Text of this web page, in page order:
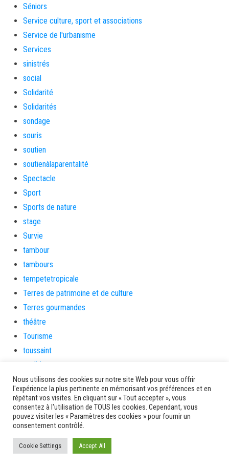
Séniors
Service culture, sport et associations
Service de l'urbanisme
Services
sinistrés
social
Solidarité
Solidarités
sondage
souris
soutien
soutienàlaparentalité
Spectacle
Sport
Sports de nature
stage
Survie
tambour
tambours
tempetetropicale
Terres de patrimoine et de culture
Terres gourmandes
théâtre
Tourisme
toussaint
tradition
Transition Energétique
Transport et routes
Travail
Travaux
Travaux THD
travaux utiles
Nous utilisons des cookies sur notre site Web pour vous offrir
l'expérience la plus pertinente en mémorisant vos préférences et en
répétant vos visites. En cliquant sur « Tout accepter », vous
consentez à l'utilisation de TOUS les cookies. Cependant, vous
pouvez visiter les « Paramètres des cookies » pour fournir un
consentement contrôlé.
Cookie Settings Accept All